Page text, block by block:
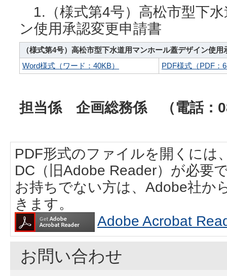
1.（様式第4号）高松市型下
ン使用承認変更申請書
（様式第4号）高松市型下水道用マンホール蓋デザイン使用
Word様式（ワード：40KB）
PDF様式（PDF：
担当係 企画総務係 （電話：
PDF形式のファイルを開くには
DC（旧Adobe Reader）が必要
お持ちでない方は、Adobe社か
きます。
Adobe Acrobat
お問い合わせ